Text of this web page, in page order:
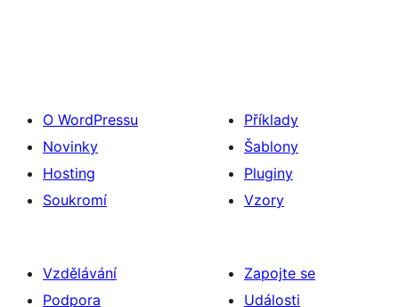
O WordPressu
Novinky
Hosting
Soukromí
Příklady
Šablony
Pluginy
Vzory
Vzdělávání
Podpora
Zapojte se
Události